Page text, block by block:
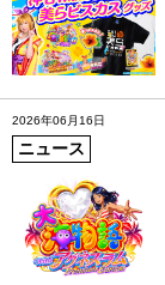
2026年06月16日
ニュース